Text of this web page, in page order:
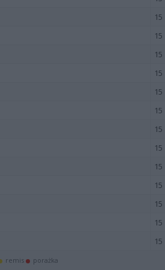
15
15
15
15
15
15
15
15
15
15
15
15
15
remis porażka